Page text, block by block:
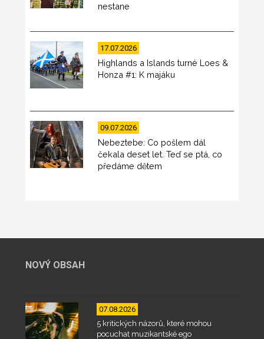
nestane
17.07.2026
Highlands a Islands turné Loes &
Honza #1: K majáku
09.07.2026
Nebeztebe: Co pošlem dál
čekala deset let. Teď se ptá, co
předáme dětem
NOVÝ OBSAH
07.08.2026
5 kritických názorů, které mohou
pocuchat muzikantské ego